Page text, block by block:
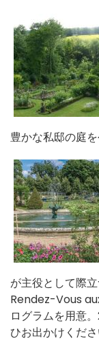
豊かな私邸の庭を
が主役として際
Rendez-Vous
ログラムを用意
ひお出かけくださ